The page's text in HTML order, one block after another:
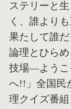
ステリーと
く、誰より
果たして誰だ
論理とひら
技場―ようこ
へ!!」全国民
理クイズ番組